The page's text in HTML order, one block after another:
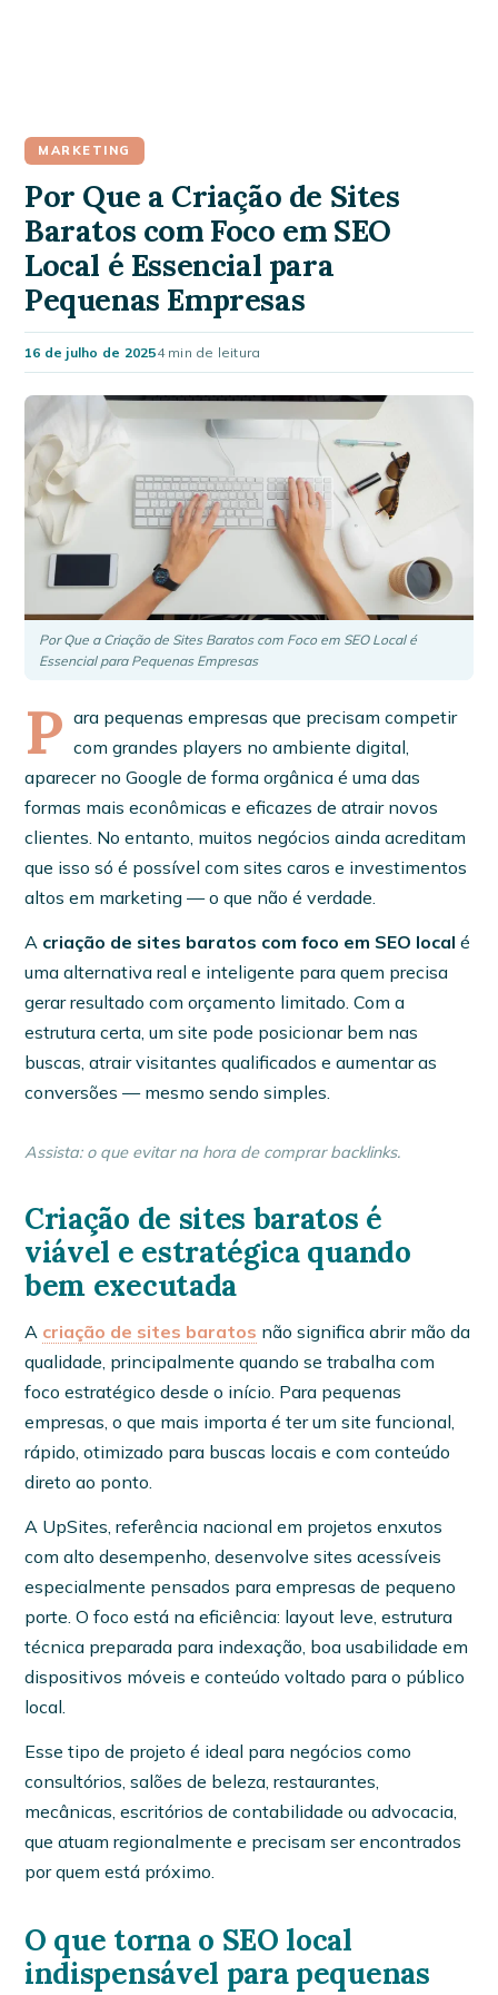
MARKETING
Por Que a Criação de Sites
Baratos com Foco em SEO
Local é Essencial para
Pequenas Empresas
16 de julho de 20254 min de leitura
Por Que a Criação de Sites Baratos com Foco em SEO Local é
Essencial para Pequenas Empresas
P ara pequenas empresas que precisam competir
com grandes players no ambiente digital,
aparecer no Google de forma orgânica é uma das
formas mais econômicas e eficazes de atrair novos
clientes. No entanto, muitos negócios ainda acreditam
que isso só é possível com sites caros e investimentos
altos em marketing — o que não é verdade.
A criação de sites baratos com foco em SEO local é
uma alternativa real e inteligente para quem precisa
gerar resultado com orçamento limitado. Com a
estrutura certa, um site pode posicionar bem nas
buscas, atrair visitantes qualificados e aumentar as
conversões — mesmo sendo simples.
Assista: o que evitar na hora de comprar backlinks.
Criação de sites baratos é
viável e estratégica quando
bem executada
A criação de sites baratos não significa abrir mão da
qualidade, principalmente quando se trabalha com
foco estratégico desde o início. Para pequenas
empresas, o que mais importa é ter um site funcional,
rápido, otimizado para buscas locais e com conteúdo
direto ao ponto.
A UpSites, referência nacional em projetos enxutos
com alto desempenho, desenvolve sites acessíveis
especialmente pensados para empresas de pequeno
porte. O foco está na eficiência: layout leve, estrutura
técnica preparada para indexação, boa usabilidade em
dispositivos móveis e conteúdo voltado para o público
local.
Esse tipo de projeto é ideal para negócios como
consultórios, salões de beleza, restaurantes,
mecânicas, escritórios de contabilidade ou advocacia,
que atuam regionalmente e precisam ser encontrados
por quem está próximo.
O que torna o SEO local
indispensável para pequenas